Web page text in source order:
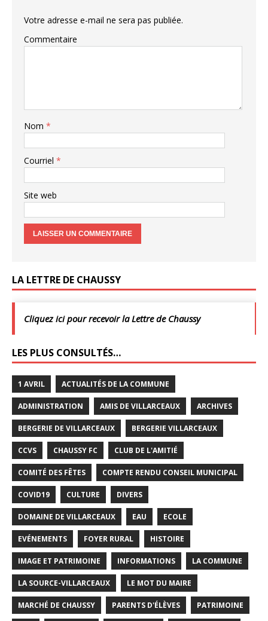
Votre adresse e-mail ne sera pas publiée.
Commentaire
Nom *
Courriel *
Site web
LA LETTRE DE CHAUSSY
Cliquez ici pour recevoir la Lettre de Chaussy
LES PLUS CONSULTÉS…
1 AVRIL ACTUALITÉS DE LA COMMUNE
ADMINISTRATION AMIS DE VILLARCEAUX ARCHIVES
BERGERIE DE VILLARCEAUX BERGERIE VILLARCEAUX
CCVS CHAUSSY FC CLUB DE L'AMITIÉ
COMITÉ DES FÊTES COMPTE RENDU CONSEIL MUNICIPAL
COVID19 CULTURE DIVERS
DOMAINE DE VILLARCEAUX EAU ECOLE
EVÉNEMENTS FOYER RURAL HISTOIRE
IMAGE ET PATRIMOINE INFORMATIONS LA COMMUNE
LA SOURCE-VILLARCEAUX LE MOT DU MAIRE
MARCHÉ DE CHAUSSY PARENTS D'ÉLÈVES PATRIMOINE